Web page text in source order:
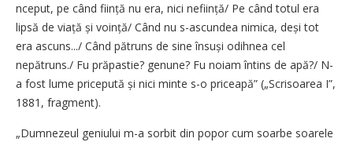
nceput, pe când ființă nu era, nici neființă/ Pe când totul era
lipsă de viață și voință/ Când nu s-ascundea nimica, deși tot
era ascuns.../ Când pătruns de sine însuși odihnea cel
nepătruns./ Fu prăpastie? genune? Fu noiam întins de apă?/ N-
a fost lume pricepută și nici minte s-o priceapă” („Scrisoarea I”,
1881, fragment).
„Dumnezeul geniului m-a sorbit din popor cum soarbe soarele